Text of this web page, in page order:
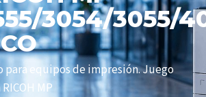
3054/3055/
para equipos de impresión. Juego
MP